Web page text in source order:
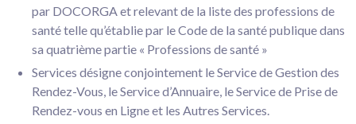
par DOCORGA et relevant de la liste des professions de
santé telle qu’établie par le Code de la santé publique dans
sa quatrième partie « Professions de santé »
Services désigne conjointement le Service de Gestion des
Rendez-Vous, le Service d’Annuaire, le Service de Prise de
Rendez-vous en Ligne et les Autres Services.